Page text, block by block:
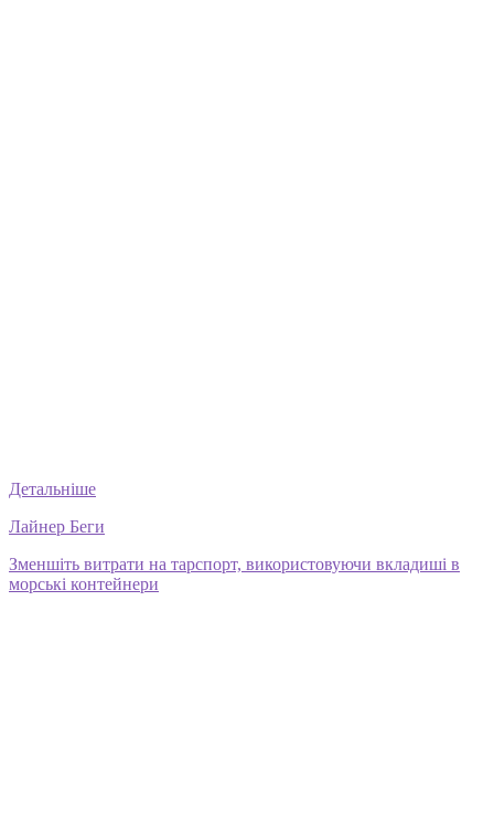
Детальніше
Лайнер Беги
Зменшіть витрати на тарспорт, використовуючи вкладиші в
морські контейнери